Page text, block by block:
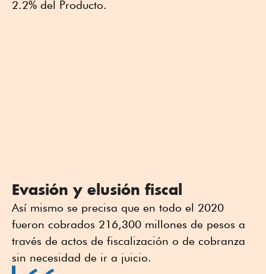
2.2% del Producto.
Evasión y elusión fiscal
Así mismo se precisa que en todo el 2020
fueron cobrados 216,300 millones de pesos a
través de actos de fiscalización o de cobranza
sin necesidad de ir a juicio.